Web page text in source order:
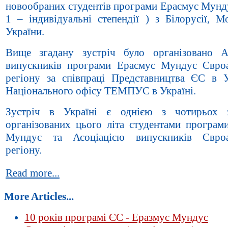
новообраних студентів програми Ерасмус
1 – індивідуальні степендії ) з Білорусії,
України.
Вище згадану зустріч було організовано
випускників програми Ерасмус Мундус
регіону за співпраці Представництва ЄС в
Національного офісу ТЕМПУС в Україні.
Зустріч в Україні є однією з чотирьох
організованих цього літа студентами
Мундус та Асоціацією випускників
регіону.
Read more...
More Articles...
10 років програмі ЄС - Еразмус Мундус